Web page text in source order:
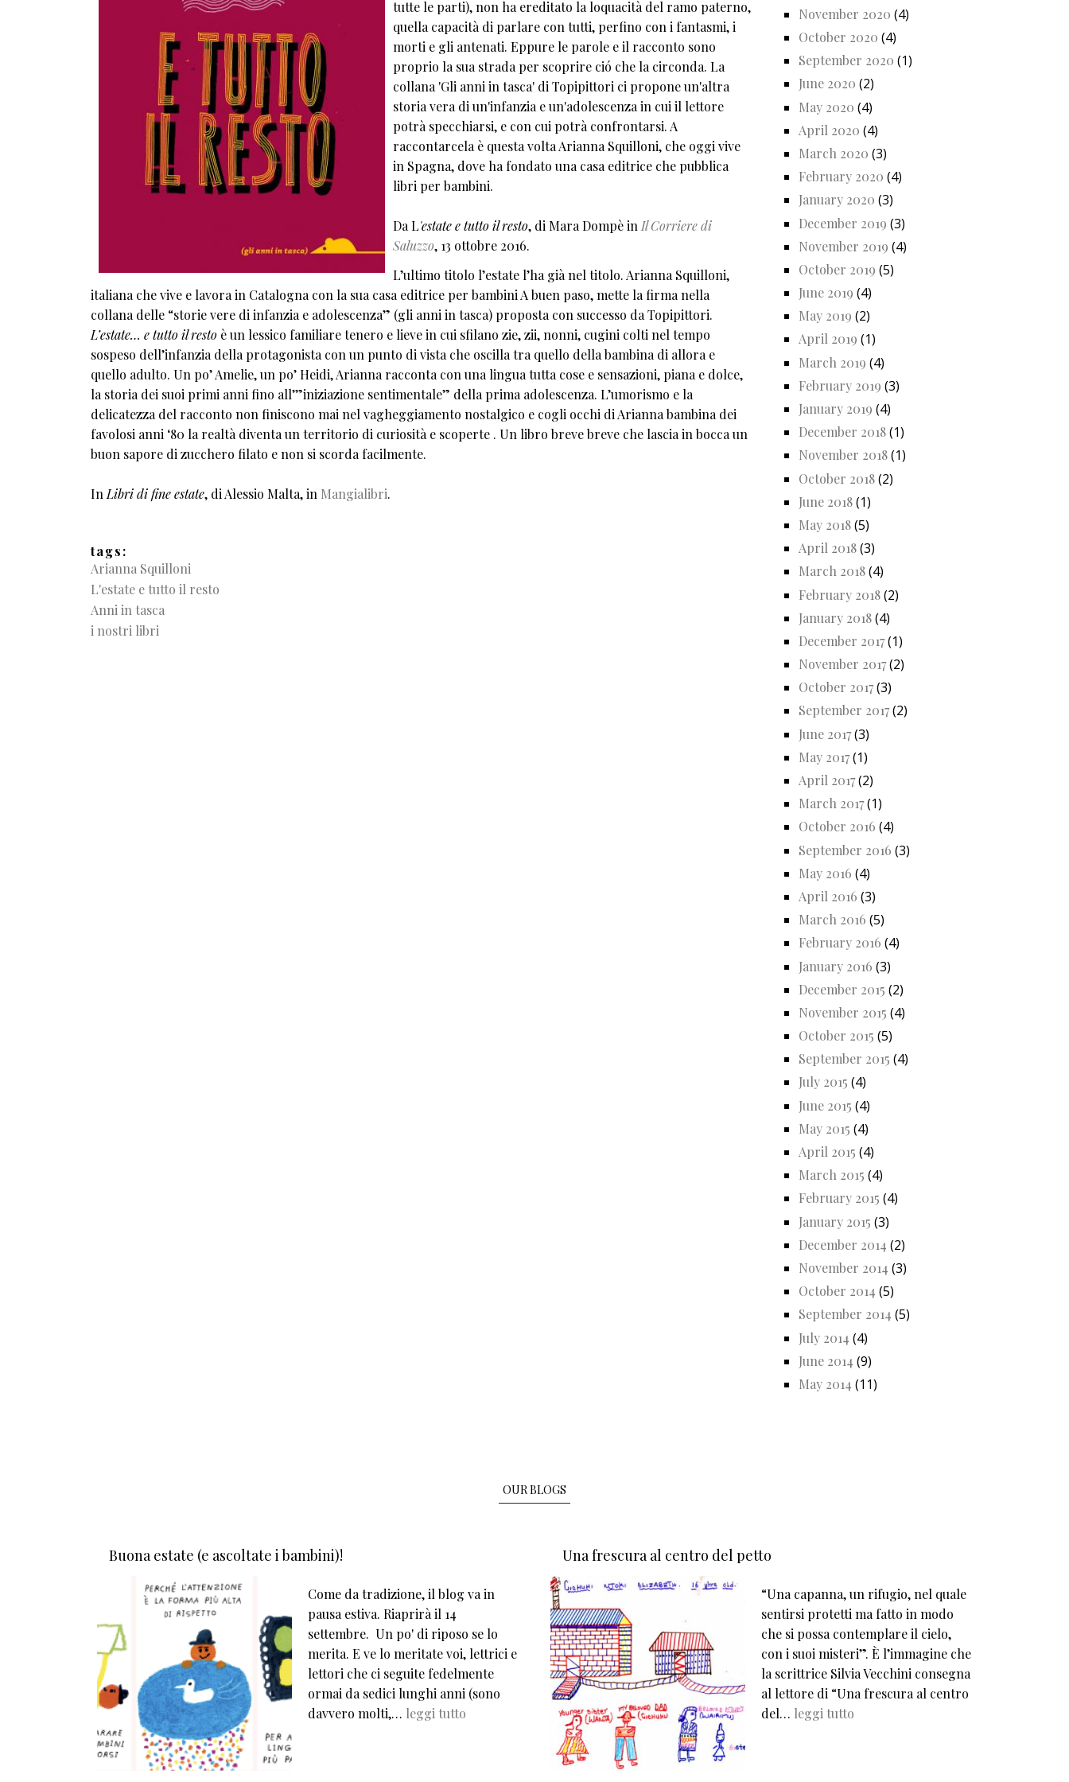
tutte le parti), non ha ereditato la loquacità del ramo paterno,
quella capacità di parlare con tutti, perfino con i fantasmi, i
morti e gli antenati. Eppure le parole e il racconto sono
proprio la sua strada per scoprire ció che la circonda. La
collana 'Gli anni in tasca' di Topipittori ci propone un'altra
storia vera di un'infanzia e un'adolescenza in cui il lettore
potrà specchiarsi, e con cui potrà confrontarsi. A
raccontarcela è questa volta Arianna Squilloni, che oggi vive
in Spagna, dove ha fondato una casa editrice che pubblica
libri per bambini.
Da L'estate e tutto il resto, di Mara Dompè in Il Corriere di
Saluzzo, 13 ottobre 2016.
L’ultimo titolo l’estate l’ha già nel titolo. Arianna Squilloni,
italiana che vive e lavora in Catalogna con la sua casa editrice per bambini A buen paso, mette la firma nella
collana delle “storie vere di infanzia e adolescenza” (gli anni in tasca) proposta con successo da Topipittori.
L’estate… e tutto il resto è un lessico familiare tenero e lieve in cui sfilano zie, zii, nonni, cugini colti nel tempo
sospeso dell’infanzia della protagonista con un punto di vista che oscilla tra quello della bambina di allora e
quello adulto. Un po’ Amelie, un po’ Heidi, Arianna racconta con una lingua tutta cose e sensazioni, piana e dolce,
la storia dei suoi primi anni fino all’”iniziazione sentimentale” della prima adolescenza. L’umorismo e la
delicatezza del racconto non finiscono mai nel vagheggiamento nostalgico e cogli occhi di Arianna bambina dei
favolosi anni ‘80 la realtà diventa un territorio di curiosità e scoperte . Un libro breve breve che lascia in bocca un
buon sapore di zucchero filato e non si scorda facilmente.
In Libri di fine estate, di Alessio Malta, in Mangialibri.
tags
Arianna Squilloni
L'estate e tutto il resto
Anni in tasca
i nostri libri
November 2020 (4)
October 2020 (4)
September 2020 (1)
June 2020 (2)
May 2020 (4)
April 2020 (4)
March 2020 (3)
February 2020 (4)
January 2020 (3)
December 2019 (3)
November 2019 (4)
October 2019 (5)
June 2019 (4)
May 2019 (2)
April 2019 (1)
March 2019 (4)
February 2019 (3)
January 2019 (4)
December 2018(1)
November 2018(1)
October 2018(2)
June 2018(1)
May 2018(5)
April 2018(3)
March 2018(4)
February 2018(2)
January 2018(4)
December 2017(1)
November 2017(2)
October 2017(3)
September 2017(2)
June 2017(3)
May 2017(1)
April 2017(2)
March 2017(1)
October 2016 (4)
September 2016 (3)
May 2016 (4)
April 2016 (3)
March 2016 (5)
February 2016 (4)
January 2016 (3)
December 2015 (2)
November 2015 (4)
October 2015 (5)
September 2015 (4)
July 2015 (4)
June 2015 (4)
May 2015 (4)
April 2015 (4)
March 2015 (4)
February 2015 (4)
January 2015 (3)
December 2014 (2)
November 2014 (3)
October 2014 (5)
September 2014 (5)
July 2014 (4)
June 2014 (9)
May 2014 (11)
OUR BLOGS
Buona estate (e ascoltate i bambini)!
Come da tradizione, il blog va in
pausa estiva. Riaprirà il 14
settembre. Un po' di riposo se lo
merita. E ve lo meritate voi, lettrici e
lettori che ci seguite fedelmente
ormai da sedici lunghi anni (sono
davvero molti,… leggi tutto
Una frescura al centro del petto
“Una capanna, un rifugio, nel quale
sentirsi protetti ma fatto in modo
che si possa contemplare il cielo,
con i suoi misteri”. È l’immagine che
la scrittrice Silvia Vecchini consegna
al lettore di “Una frescura al centro
del… leggi tutto